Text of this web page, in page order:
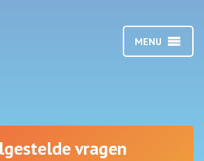
MENU
vragen